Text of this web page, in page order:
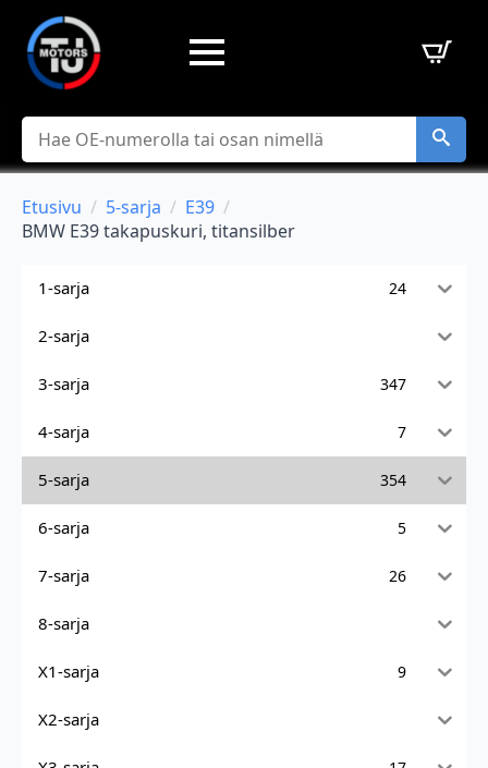
Hae
Etusivu 5-sarja
E39
BMW E39 takapuskuri, titansilber
1-sarja 24
2-sarja
3-sarja 347
4-sarja 7
5-sarja 354
6-sarja 5
7-sarja 26
8-sarja
X1-sarja 9
X2-sarja